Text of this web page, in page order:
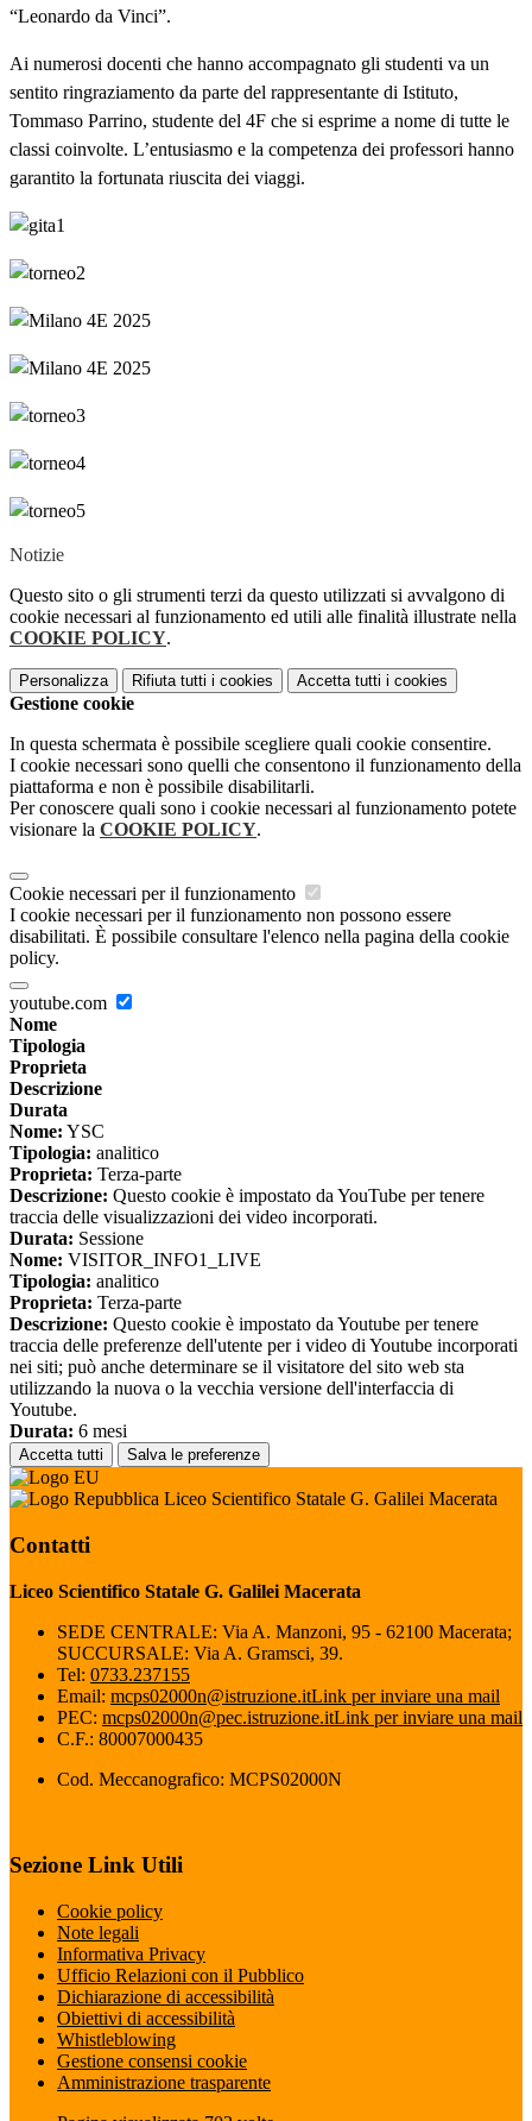
“Leonardo da Vinci”.
Ai numerosi docenti che hanno accompagnato gli studenti va un
sentito ringraziamento da parte del rappresentante di Istituto,
Tommaso Parrino, studente del 4F che si esprime a nome di tutte le
classi coinvolte. L’entusiasmo e la competenza dei professori hanno
garantito la fortunata riuscita dei viaggi.
Notizie
Questo sito o gli strumenti terzi da questo utilizzati si avvalgono di
cookie necessari al funzionamento ed utili alle finalità illustrate nella
COOKIE POLICY.
Personalizza Rifiuta tutti i cookies Accetta tutti i cookies
Gestione cookie
In questa schermata è possibile scegliere quali cookie consentire.
I cookie necessari sono quelli che consentono il funzionamento della
piattaforma e non è possibile disabilitarli.
Per conoscere quali sono i cookie necessari al funzionamento potete
visionare la COOKIE POLICY.
Cookie necessari per il funzionamento
I cookie necessari per il funzionamento non possono essere
disabilitati. È possibile consultare l'elenco nella pagina della cookie
policy.
youtube.com
Nome
Tipologia
Proprieta
Descrizione
Durata
Nome: YSC
Tipologia: analitico
Proprieta: Terza-parte
Descrizione: Questo cookie è impostato da YouTube per tenere
traccia delle visualizzazioni dei video incorporati.
Durata: Sessione
Nome: VISITOR_INFO1_LIVE
Tipologia: analitico
Proprieta: Terza-parte
Descrizione: Questo cookie è impostato da Youtube per tenere
traccia delle preferenze dell'utente per i video di Youtube incorporati
nei siti; può anche determinare se il visitatore del sito web sta
utilizzando la nuova o la vecchia versione dell'interfaccia di
Youtube.
Durata: 6 mesi
Accetta tutti Salva le preferenze
Liceo Scientifico Statale G. Galilei Macerata
Contatti
Liceo Scientifico Statale G. Galilei Macerata
SEDE CENTRALE: Via A. Manzoni, 95 - 62100 Macerata;
SUCCURSALE: Via A. Gramsci, 39.
Tel: 0733.237155
Email: mcps02000n@istruzione.itLink per inviare una mail
PEC: mcps02000n@pec.istruzione.itLink per inviare una mail
C.F.: 80007000435
Cod. Meccanografico: MCPS02000N
Sezione Link Utili
Cookie policy
Note legali
Informativa Privacy
Ufficio Relazioni con il Pubblico
Dichiarazione di accessibilità
Obiettivi di accessibilità
Whistleblowing
Gestione consensi cookie
Amministrazione trasparente